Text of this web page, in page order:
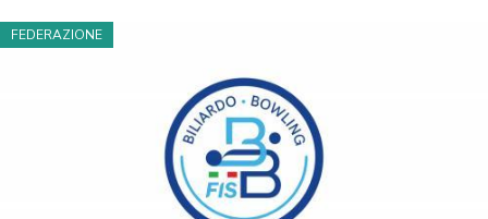
FEDERAZIONE